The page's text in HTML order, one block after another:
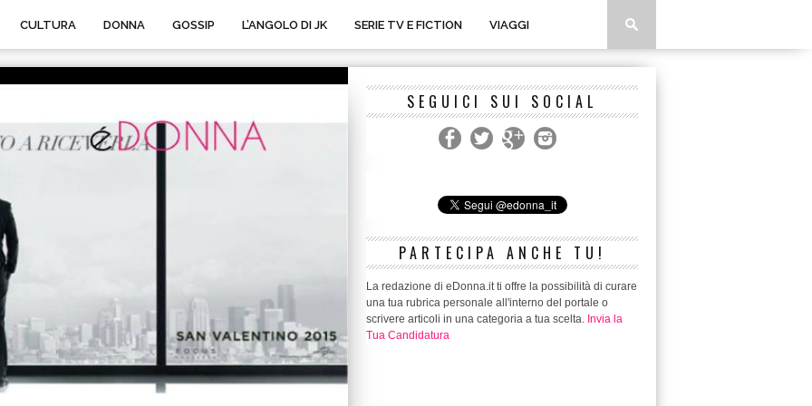
CULTURA DONNA GOSSIP L’ANGOLO DI JK SERIE TV E FICTION VIAGGI
SEGUICI SUI SOCIAL
PARTECIPA ANCHE TU!
La redazione di eDonna.it ti offre la possibilità di curare
una tua rubrica personale all'interno del portale o
scrivere articoli in una categoria a tua scelta. Invia la
Tua Candidatura